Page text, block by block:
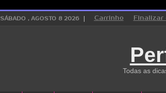
SÁBADO , AGOSTO 8 2026 Carrinho Finalizar
Todas as